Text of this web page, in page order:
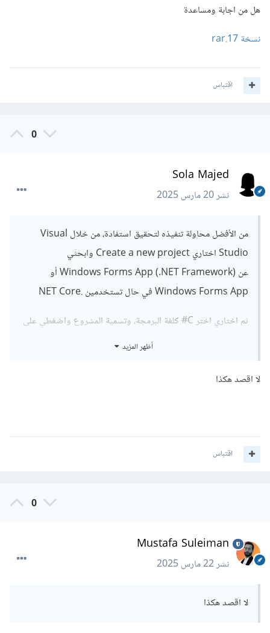
هل من اجابة ومساعدة
نسخة 17.rar
اقتباس
0
Sola Majed
نشر20 مارس 2025
من الأفضل محاولة تنفيذه لتحقيق استفادة، من خلال Visual
Studio اختاري Create a new project وابحثي
عن Windows Forms App (.NET Framework) أو
Windows Forms App في حال تستخدمين .NET Core
ثم اختاري اختر C# كلغة البرمجة، وتسمية المشروع واضغطي على
النموذج واختاري Properties وبها:
تظهر في المنتصف
Button واسحبيه إلى النموذج، ثم ضعي الزر في مكان مناسب
أظهر المزيد
لا اقصد هكذا
اقتباس
0
Mustafa Suleiman
نشر22 مارس 2025
لا اقصد هكذا